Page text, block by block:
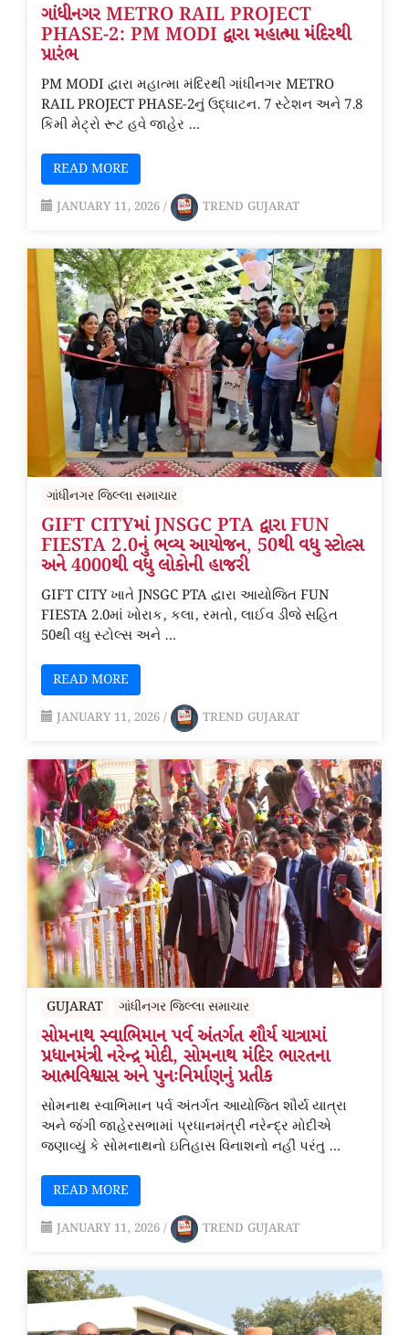
ગાંધીનગર METRO RAIL PROJECT
PHASE-2: PM MODI દ્વારા મહાત્મા મંદિરથી
પ્રારંભ
PM MODI દ્વારા મહાત્મા મંદિરથી ગાંધીનગર METRO
RAIL PROJECT PHASE-2નું ઉદ્ઘાટન. 7 સ્ટેશન અને 7.8
કિમી મેટ્રો રૂટ હવે જાહેર …
READ MORE
JANUARY 11, 2026 / TREND GUJARAT
ગાંધીનગર જિલ્લા સમાચાર
GIFT CITYમાં JNSGC PTA દ્વારા FUN
FIESTA 2.0નું ભવ્ય આયોજન, 50થી વધુ સ્ટોલ્સ
અને 4000થી વધુ લોકોની હાજરી
GIFT CITY ખાતે JNSGC PTA દ્વારા આયોજિત FUN
FIESTA 2.0માં ખોરાક, કલા, રમતો, લાઈવ ડીજે સહિત
50થી વધુ સ્ટોલ્સ અને …
READ MORE
JANUARY 11, 2026 / TREND GUJARAT
GUJARAT ગાંધીનગર જિલ્લા સમાચાર
સોમનાથ સ્વાભિમાન પર્વ અંતર્ગત શૌર્ય યાત્રામાં
પ્રધાનમંત્રી નરેન્દ્ર મોદી, સોમનાથ મંદિર ભારતના
આત્મવિશ્વાસ અને પુનઃનિર્માણનું પ્રતીક
સોમનાથ સ્વાભિમાન પર્વ અંતર્ગત આયોજિત શૌર્ય યાત્રા
અને જંગી જાહેરસભામાં પ્રધાનમંત્રી નરેન્દ્ર મોદીએ
જણાવ્યું કે સોમનાથનો ઇતિહાસ વિનાશનો નહીં પરંતુ …
READ MORE
JANUARY 11, 2026 / TREND GUJARAT